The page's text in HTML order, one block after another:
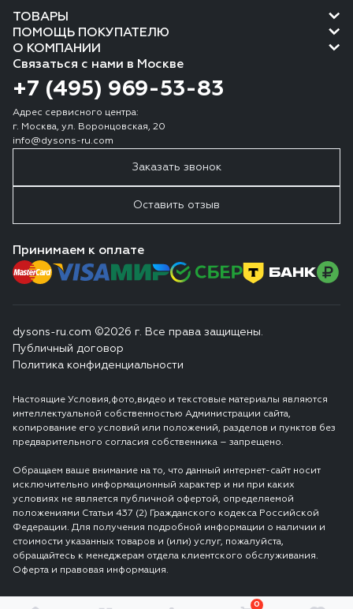
ТОВАРЫ
ПОМОЩЬ ПОКУПАТЕЛЮ
О КОМПАНИИ
Связаться с нами в Москве
+7 (495) 969-53-83
Адрес сервисного центра:
г. Москва, ул. Воронцовская, 20
info@dysons-ru.com
Заказать звонок
Оставить отзыв
Принимаем к оплате
dysons-ru.com ©2026 г. Все права защищены.
Публичный договор
Политика конфиденциальности
Настоящие Условия,фото,видео и текстовые материалы являются
интеллектуальной собственностью Администрации сайта,
копирование его условий или положений, разделов и пунктов без
предварительного согласия собственника – запрещено.
Обращаем ваше внимание на то, что данный интернет-сайт носит
исключительно информационный характер и ни при каких
условиях не является публичной офертой, определяемой
положениями Статьи 437 (2) Гражданского кодекса Российской
Федерации. Для получения подробной информации о наличии и
стоимости указанных товаров и (или) услуг, пожалуйста,
обращайтесь к менеджерам отдела клиентского обслуживания.
Оферта и правовая информация.
0